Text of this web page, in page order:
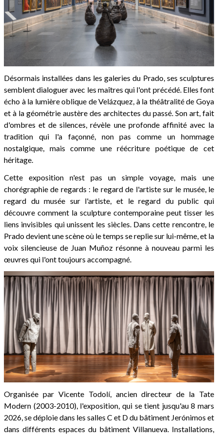
Désormais installées dans les galeries du Prado, ses sculptures
semblent dialoguer avec les maîtres qui l'ont précédé. Elles font
écho à la lumière oblique de Velázquez, à la théâtralité de Goya
et à la géométrie austère des architectes du passé. Son art, fait
d'ombres et de silences, révèle une profonde affinité avec la
tradition qui l'a façonné, non pas comme un hommage
nostalgique, mais comme une réécriture poétique de cet
héritage.
Cette exposition n'est pas un simple voyage, mais une
chorégraphie de regards : le regard de l'artiste sur le musée, le
regard du musée sur l'artiste, et le regard du public qui
découvre comment la sculpture contemporaine peut tisser les
liens invisibles qui unissent les siècles. Dans cette rencontre, le
Prado devient une scène où le temps se replie sur lui-même, et la
voix silencieuse de Juan Muñoz résonne à nouveau parmi les
œuvres qui l'ont toujours accompagné.
Organisée par Vicente Todolí, ancien directeur de la Tate
Modern (2003-2010), l'exposition, qui se tient jusqu'au 8 mars
2026, se déploie dans les salles C et D du bâtiment Jerónimos et
dans différents espaces du bâtiment Villanueva. Installations,